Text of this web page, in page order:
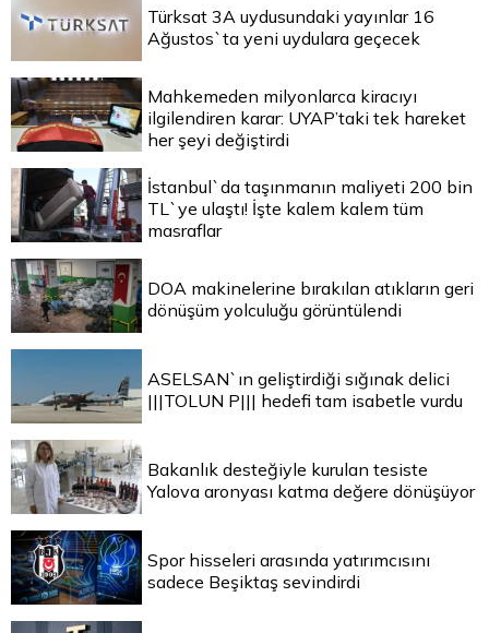
Türksat 3A uydusundaki yayınlar 16
Ağustos`ta yeni uydulara geçecek
Mahkemeden milyonlarca kiracıyı
ilgilendiren karar: UYAP’taki tek hareket
her şeyi değiştirdi
İstanbul`da taşınmanın maliyeti 200 bin
TL`ye ulaştı! İşte kalem kalem tüm
masraflar
DOA makinelerine bırakılan atıkların geri
dönüşüm yolculuğu görüntülendi
ASELSAN`ın geliştirdiği sığınak delici
|||TOLUN P||| hedefi tam isabetle vurdu
Bakanlık desteğiyle kurulan tesiste
Yalova aronyası katma değere dönüşüyor
Spor hisseleri arasında yatırımcısını
sadece Beşiktaş sevindirdi